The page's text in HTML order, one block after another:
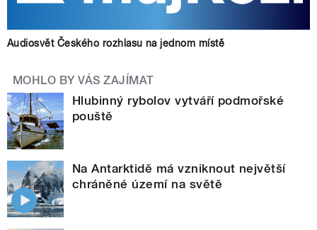
Audiosvět Českého rozhlasu na jednom místě
MOHLO BY VÁS ZAJÍMAT
Hlubinný rybolov vytváří podmořské
pouště
Na Antarktidě má vzniknout největší
chráněné území na světě